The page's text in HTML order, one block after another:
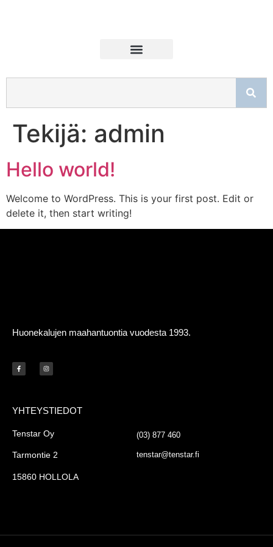
Tekijä: admin
Hello world!
Welcome to WordPress. This is your first post. Edit or
delete it, then start writing!
Huonekalujen maahantuontia vuodesta 1993.
YHTEYSTIEDOT
Tenstar Oy
Tarmontie 2
15860 HOLLOLA
(03) 877 460
tenstar@tenstar.fi